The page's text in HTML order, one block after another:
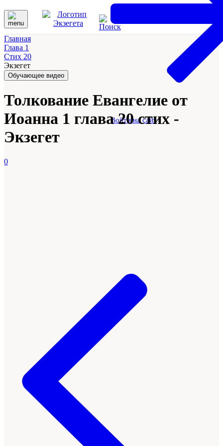
Войти на сайт
Главная
Глава 1
Стих 20
Экзегет
Обучающее видео
Толкование Евангелие от
Иоанна 1 глава 20 стих -
Экзегет
0